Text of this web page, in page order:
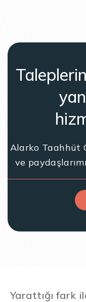
Alarko Taahhüt
ve
Yarattığı fark